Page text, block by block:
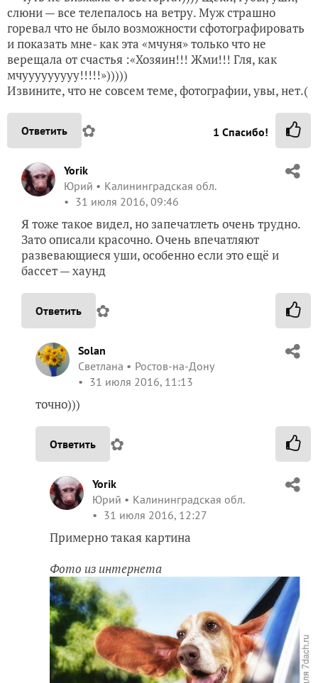
слюни — все телепалось на ветру. Муж страшно
горевал что не было возможности сфотографировать
и показать мне- как эта «мчуня» только что не
верещала от счастья :«Хозяин!!! Жми!!! Гля, как
мчууууууууу!!!!!»)))))
Извините, что не совсем теме, фотографии, увы, нет.(
Ответить ✿ 1 Спасибо!
Yorik
Юрий
Калининградская обл.
31 июля 2016, 09:46
Я тоже такое видел, но запечатлеть очень трудно.
Зато описали красочно. Очень впечатляют
развевающиеся уши, особенно если это ещё и
бассет — хаунд
Ответить ✿
Solan
Светлана
Ростов-на-Дону
31 июля 2016, 11:13
точно)))
Ответить ✿
Yorik
Юрий
Калининградская обл.
31 июля 2016, 12:27
Примерно такая картина
Фото из интернета